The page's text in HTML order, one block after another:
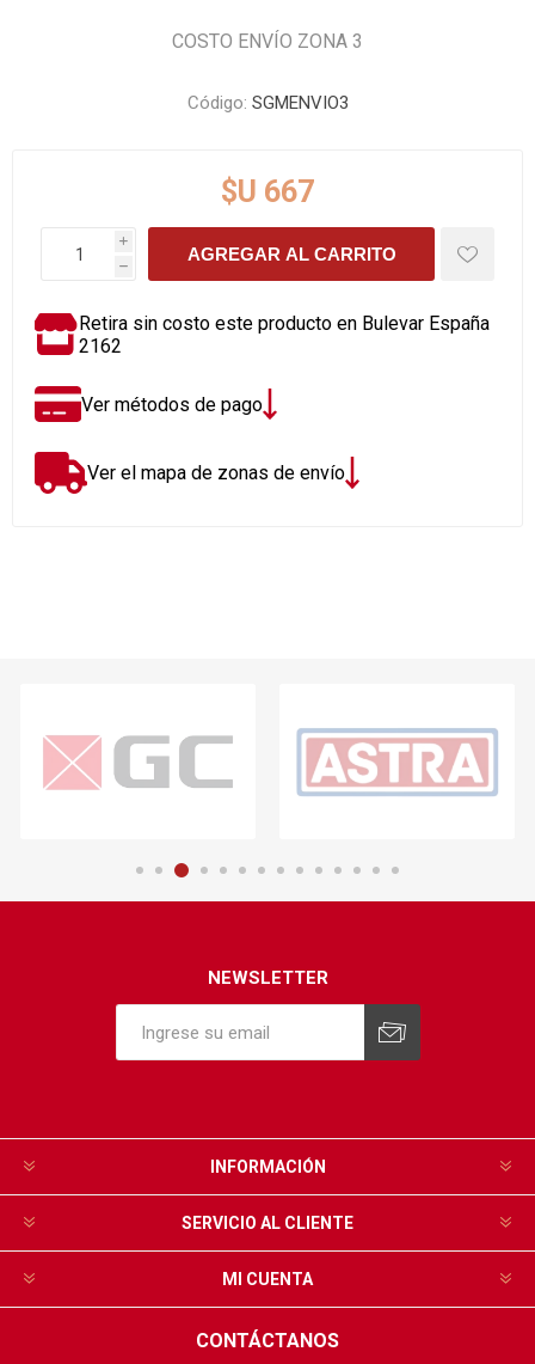
COSTO ENVÍO ZONA 3
Código: SGMENVIO3
$U 667
i
h
AGREGAR AL CARRITO
Retira sin costo este producto en Bulevar España
2162
Ver métodos de pago
Ver el mapa de zonas de envío
NEWSLETTER
INFORMACIÓN
SERVICIO AL CLIENTE
MI CUENTA
CONTÁCTANOS